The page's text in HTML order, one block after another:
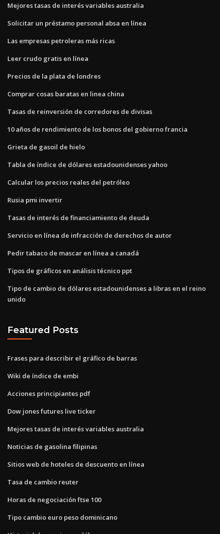
Mejores tasas de interés variables australia
Solicitar un préstamo personal absa en línea
Las empresas petroleras más ricas
Leer crudo gratis en línea
Precios de la plata de londres
Comprar cosas baratas en linea china
Tasas de reinversión de corredores de divisas
10 años de rendimiento de los bonos del gobierno francia
Grieta de gasoil de hielo
Tabla de índice de dólares estadounidenses yahoo
Calcular los precios reales del petróleo
Rusia pmi invertir
Tasas de interés de financiamiento de deuda
Servicio en línea de infracción de derechos de autor
Pedir tabaco de mascar en línea a canadá
Tipos de gráficos en análisis técnico ppt
Tipo de cambio de dólares estadounidenses a libras en el reino
unido
Featured Posts
Frases para describir el gráfico de barras
Wiki de índice de embi
Acciones principiantes pdf
Dow jones futures live ticker
Mejores tasas de interés variables australia
Noticias de gasolina filipinas
Sitios web de hoteles de descuento en línea
Tasa de cambio reuter
Horas de negociación ftse 100
Tipo cambio euro peso dominicano